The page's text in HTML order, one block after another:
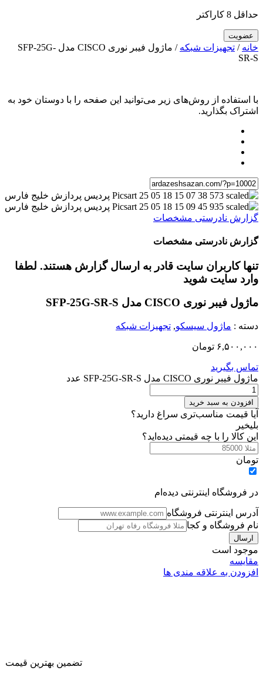
حداقل 8 کاراکتر
خانه / تجهیزات شبکه
/ ماژول فیبر نوری CISCO مدل SFP-25G-
SR-S
با استفاده از روش‌های زیر می‌توانید این صفحه را با دوستان خود به
اشتراک بگذارید.
گزارش نادرستی مشخصات
گزارش نادرستی مشخصات
تنها کاربران سایت قادر به ارسال گزارش هستند. لطفا
وارد سایت شوید
ماژول فیبر نوری CISCO مدل SFP-25G-SR-S
دسته : ماژول سیسکو, تجهیزات شبکه
۶,۵۰۰,۰۰۰ تومان
تماس بگیرید
ماژول فیبر نوری CISCO مدل SFP-25G-SR-S عدد
افزودن به سبد خرید
آیا قیمت مناسب‌تری سراغ دارید؟
بلیخیر
این کالا را با چه قیمتی دیده‌اید؟
تومان
در فروشگاه اینترنتی دیده‌ام
آدرس اینترنتی فروشگاه
نام فروشگاه و کجا
موجود است
مقایسه
افزودن به علاقه مندی ها
تضمین بهترین قیمت